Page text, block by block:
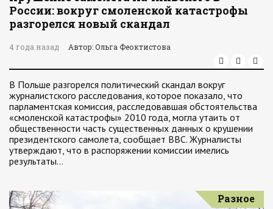
России: вокруг смоленской катастрофы
разгорелся новый скандал
4 года назад Автор: Ольга Феоктистова
В Польше разгорелся политический скандал вокруг
журналистского расследования, которое показало, что
парламентская комиссия, расследовавшая обстоятельства
«смоленской катастрофы» 2010 года, могла утаить от
общественности часть существенных данных о крушении
президентского самолета, сообщает BBC. Журналисты
утверждают, что в распоряжении комиссии имелись
результаты…
Разное